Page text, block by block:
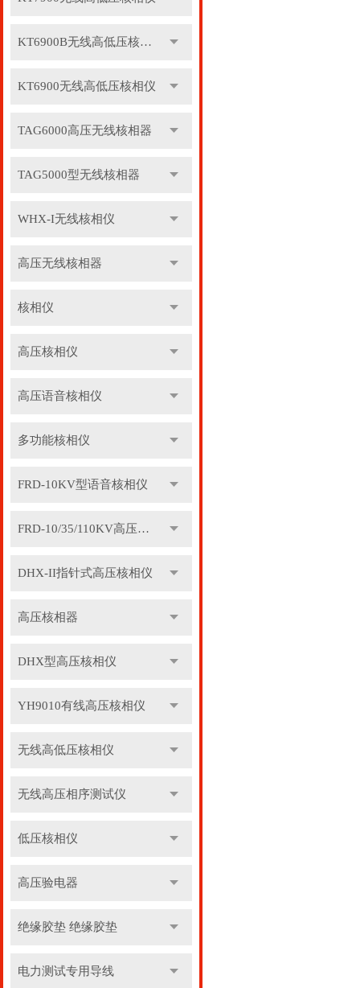
KT6900B无线高低压核相仪
KT6900无线高低压核相仪
TAG6000高压无线核相器
TAG5000型无线核相器
WHX-I无线核相仪
高压无线核相器
核相仪
高压核相仪
高压语音核相仪
多功能核相仪
FRD-10KV型语音核相仪
FRD-10/35/110KV高压语音核相器
DHX-II指针式高压核相仪
高压核相器
DHX型高压核相仪
YH9010有线高压核相仪
无线高低压核相仪
无线高压相序测试仪
低压核相仪
高压验电器
绝缘胶垫 绝缘胶垫
电力测试专用导线